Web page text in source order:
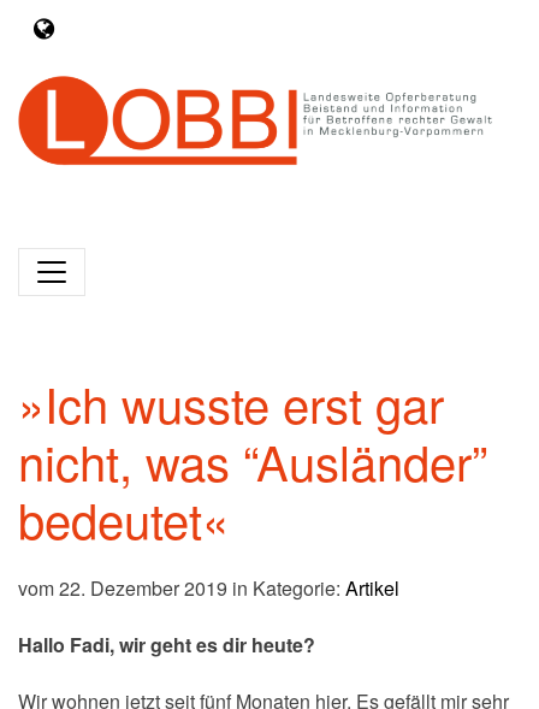
»Ich wusste erst gar
nicht, was “Ausländer”
bedeutet«
vom 22. Dezember 2019 in Kategorie: Artikel
Hallo Fadi, wir geht es dir heute?
Wir wohnen jetzt seit fünf Monaten hier. Es gefällt mir sehr